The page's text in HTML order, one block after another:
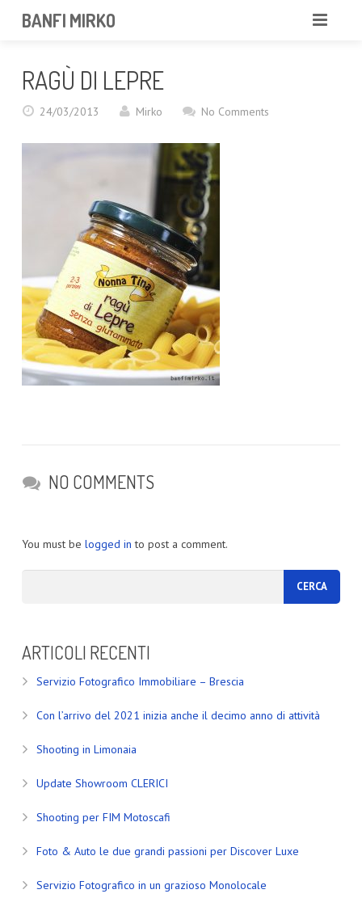
BANFI MIRKO
CONTATTAMI
RAGÙ DI LEPRE
24/03/2013 Mirko No Comments
NO COMMENTS
You must be logged in to post a comment.
ARTICOLI RECENTI
Servizio Fotografico Immobiliare – Brescia
Con l’arrivo del 2021 inizia anche il decimo anno di attività
Shooting in Limonaia
Update Showroom CLERICI
Shooting per FIM Motoscafi
Foto & Auto le due grandi passioni per Discover Luxe
Servizio Fotografico in un grazioso Monolocale